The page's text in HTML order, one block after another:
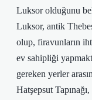
Luksor olduğunu
Luksor, antik
olup, firavunların
ev sahipliği
gereken yerler
Hatşepsut